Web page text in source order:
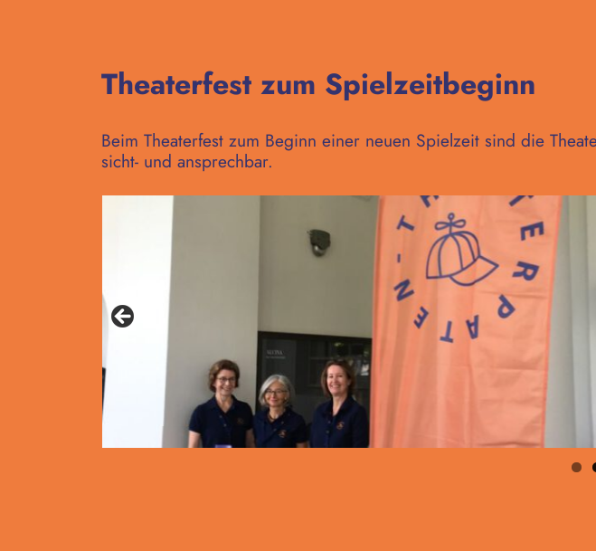
Theaterfest zum Spielzeitbeginn
Beim Theaterfest zum Beginn einer neuen Spielzeit sind die
sicht- und ansprechbar.